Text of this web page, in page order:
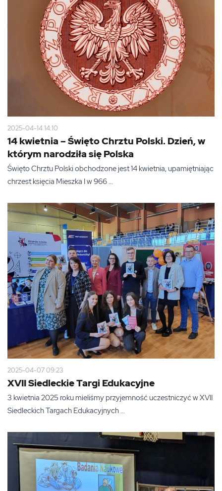
2025-04-14 14:10
14 kwietnia – Święto Chrztu Polski. Dzień, w
którym narodziła się Polska
Święto Chrztu Polski obchodzone jest 14 kwietnia, upamiętniając
chrzest księcia Mieszka I w 966 ...
2025-04-07 09:23
XVII Siedleckie Targi Edukacyjne
3 kwietnia 2025 roku mieliśmy przyjemność uczestniczyć w XVII
Siedleckich Targach Edukacyjnych ...